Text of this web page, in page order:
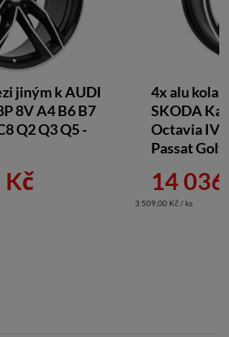
jiným k AUDI
8V A4 B6 B7
Q2 Q3 Q5 -
Kč
4x alu kola
SKODA
Octavia IV
Passat Golf
14
3 509,00 Kč / ks